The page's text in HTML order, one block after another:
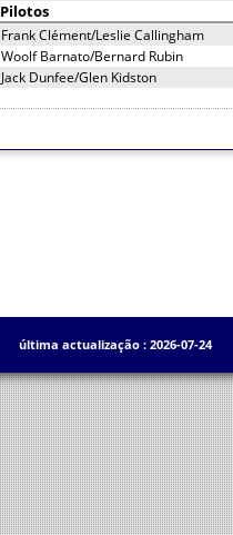
Pilotos
Frank Clément/Leslie Callingham
Woolf Barnato/Bernard Rubin
Jack Dunfee/Glen Kidston
última actualização : 2026-07-24